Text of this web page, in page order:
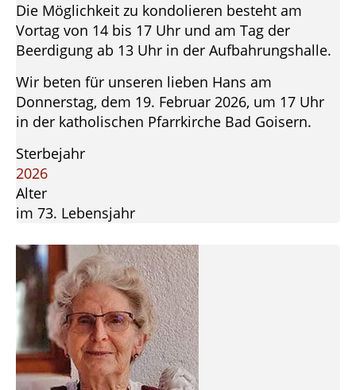
Die Möglichkeit zu kondolieren besteht am
Vortag von 14 bis 17 Uhr und am Tag der
Beerdigung ab 13 Uhr in der Aufbahrungshalle.
Wir beten für unseren lieben Hans am
Donnerstag, dem 19. Februar 2026, um 17 Uhr
in der katholischen Pfarrkirche Bad Goisern.
Sterbejahr
2026
Alter
im 73. Lebensjahr